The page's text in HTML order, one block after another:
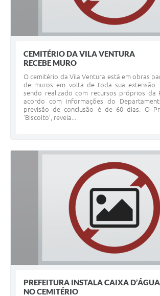
CEMITÉRIO DA VILA VENTURA
RECEBE MURO
O cemitério da Vila Ventura está em obras
de muros em volta de toda sua extensão.
sendo realizado com recursos próprios da
acordo com informações do
previsão de conclusão é de 60 dias. O
‘Biscoito’, revela...
PREFEITURA INSTALA CAIXA D’ÁGUA
NO CEMITÉRIO